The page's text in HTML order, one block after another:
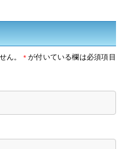
ん。 *が付いている欄は必須項目